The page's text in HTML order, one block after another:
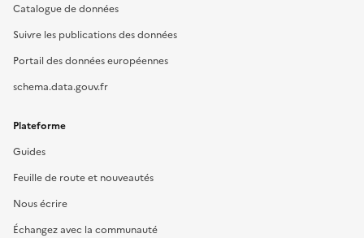
Catalogue de données
Suivre les publications des données
Portail des données européennes
schema.data.gouv.fr
Plateforme
Guides
Feuille de route et nouveautés
Nous écrire
Échangez avec la communauté